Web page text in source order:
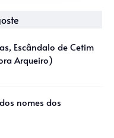
Escândalo de Cetim
Arqueiro)
nomes dos